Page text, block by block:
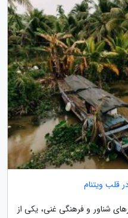
قلب ویتنام
شناور و فرهنگی غنی، یکی از